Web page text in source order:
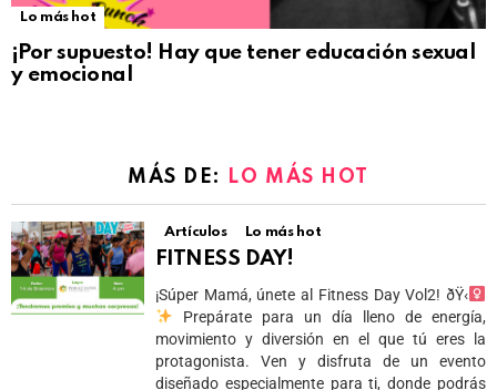
Lo más hot
¡Por supuesto! Hay que tener educación sexual
y emocional
MÁS DE: LO MÁS HOT
Artículos Lo más hot
FITNESS DAY!
¡Súper Mamá, únete al Fitness Day Vol2! ðŸ‹
Prepárate para un día lleno de energía,
movimiento y diversión en el que tú eres la
protagonista. Ven y disfruta de un evento
diseñado especialmente para ti, donde podrás